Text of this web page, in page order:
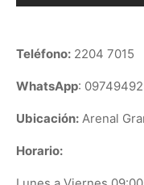
Teléfono: 2204 7015
WhatsApp:
Ubicación: Arenal
Horario: